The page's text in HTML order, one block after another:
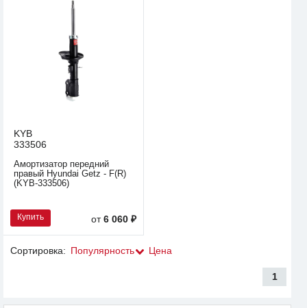
KYB
333506
Амортизатор передний
правый Hyundai Getz - F(R)
(KYB-333506)
Купить от6 060 ₽
Сортировка: Популярность Цена
1